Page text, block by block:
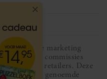
affiliate marketing
Vriendin commissies
links van retailers. Deze
door de genoemde